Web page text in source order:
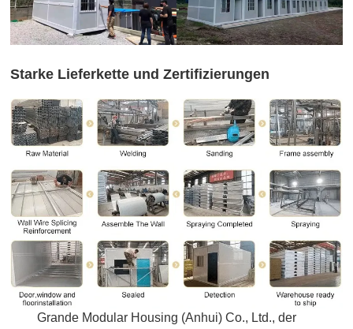
Starke Lieferkette und Zertifizierungen
Grande Modular Housing (Anhui) Co., Ltd., der